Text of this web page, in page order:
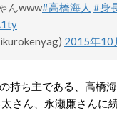
んwww#高橋海人 #身
2015年10
持ち主である、高橋
さん、永瀬廉さんに